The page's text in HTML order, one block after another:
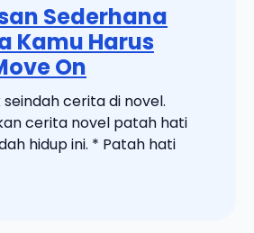
Sederhana
Kamu Harus
On
seindah cerita di novel.
cerita novel patah hati
hidup ini. * Patah hati